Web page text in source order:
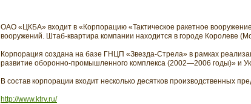
ОАО «ЦКБА» входит в «Корпорацию «Тактическое ракетное
вооружений. Штаб-квартира компании находится в городе Королеве
Корпорация создана на базе ГНЦП «Звезда-Стрела» в рамках
развитие оборонно-промышленного комплекса (2002—2006 годы)» и
В состав корпорации входит несколько десятков производственных
http://www.ktrv.ru/